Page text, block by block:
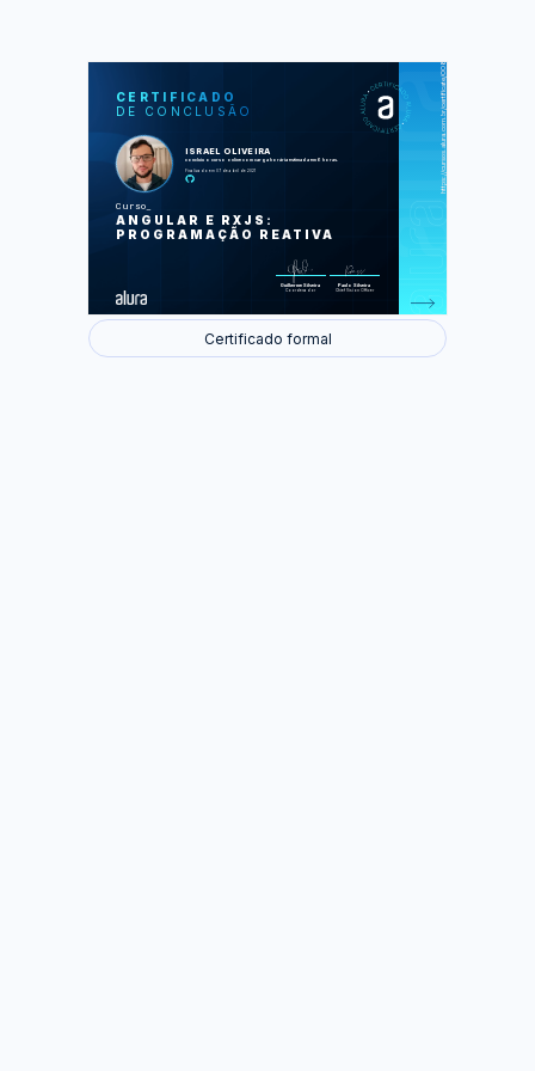
CERTIFICADO
DE CONCLUSÃO
ISRAEL OLIVEIRA
concluiu o curso online com carga horária estimada em 6 horas.
Finalizado em 07 de abril de 2021
Curso
ANGULAR E RXJS:
PROGRAMAÇÃO REATIVA
Guilherme Silveira
Coordenador
Paulo Silveira
Chief Vision Officer
LAS
Observables
Operadores de transformação
Certificado formal